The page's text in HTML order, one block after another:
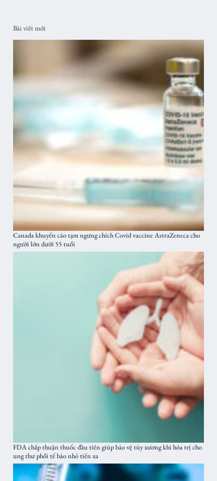
Bài viết mới
Canada khuyến cáo tạm ngưng chích Covid vaccine AstraZeneca cho
người lớn dưới 55 tuổi
FDA chấp thuận thuốc đầu tiên giúp bảo vệ tủy xương khi hóa trị cho
ung thư phổi tế bào nhỏ tiến xa